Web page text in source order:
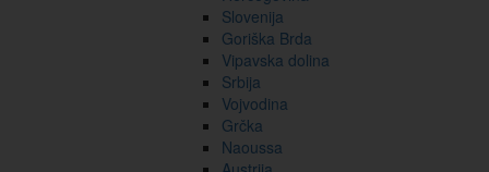
Slovenija
Goriška Brda
Vipavska dolina
Srbija
Vojvodina
Grčka
Naoussa